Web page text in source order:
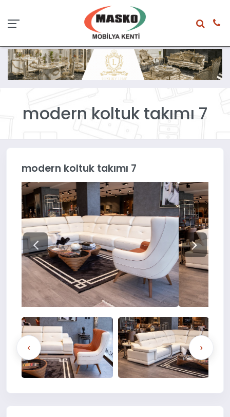
modern koltuk takımı 7
modern koltuk takımı 7
‹ ›